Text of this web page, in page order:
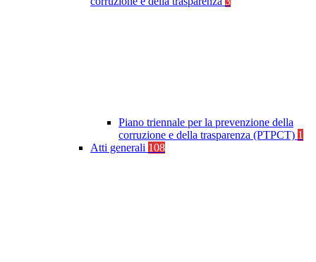
Piano triennale per la prevenzione della
corruzione e della trasparenza (PTPCT) 1
Atti generali 108